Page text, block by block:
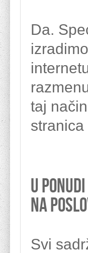
Da.
taj
U
na
Svi